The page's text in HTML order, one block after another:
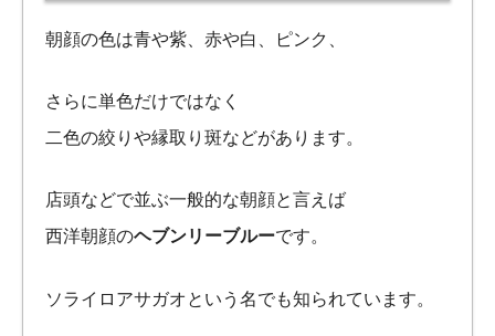
朝顔の色は青や紫、赤や白、ピンク、
さらに単色だけではなく
二色の絞りや縁取り斑などがあります。
店頭などで並ぶ一般的な朝顔と言えば
西洋朝顔のヘブンリーブルーです。
ソライロアサガオという名でも知られています。